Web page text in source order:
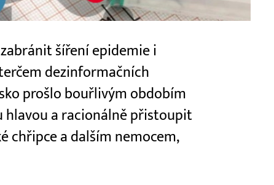
šíření epidemie i
dezinformačních
prošlo bouřlivým obdobím
hlavou a racionálně přistoupit
chřipce a dalším nemocem,